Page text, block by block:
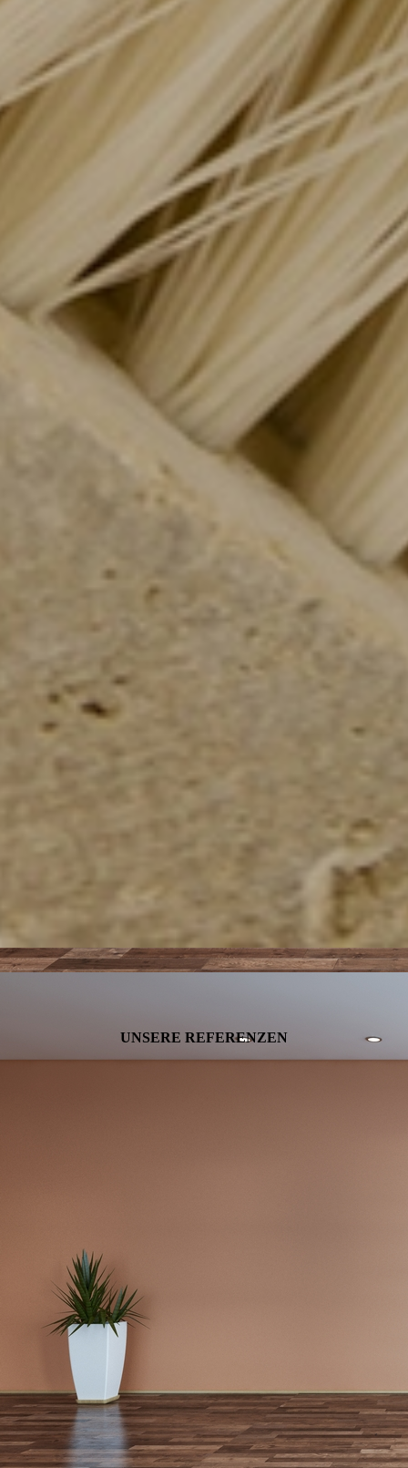
UNSERE REFERENZEN